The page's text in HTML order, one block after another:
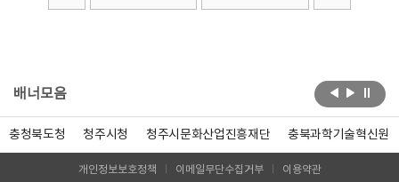
배너모음
충청북도청 청주시청 청주시문화산업진흥재단 충북과학기술혁신원
개인정보보호정책 이메일무단수집거부 이용약관